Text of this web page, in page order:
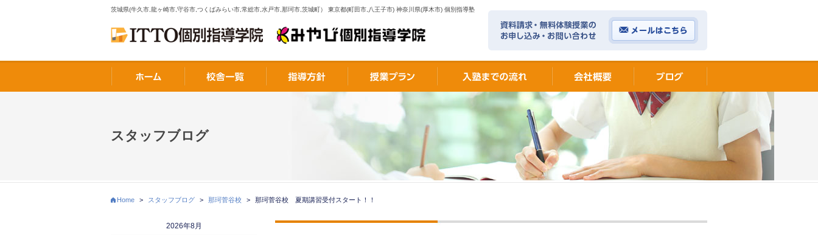
茨城県(牛久市,龍ヶ崎市,守谷市,つくばみらい市,常総市,水戸市,那珂市,茨城町） 東京都(町田市,八王子市) 神奈川県(厚木市) 個別指導塾
スタッフブログ
Home > スタッフブログ > 那珂菅谷校 > 那珂菅谷校 夏期講習受付スタート！！
2026年8月